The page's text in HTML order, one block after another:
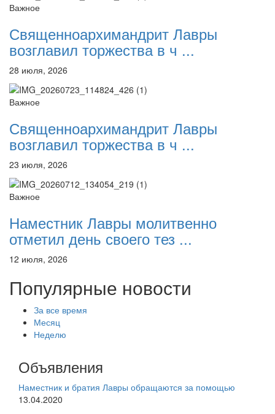
Важное
Священноархимандрит Лавры
возглавил торжества в ч ...
28 июля, 2026
Важное
Священноархимандрит Лавры
возглавил торжества в ч ...
23 июля, 2026
Важное
Наместник Лавры молитвенно
отметил день своего тез ...
12 июля, 2026
Популярные новости
За все время
Месяц
Неделю
Объявления
Наместник и братия Лавры обращаются за помощью
13.04.2020